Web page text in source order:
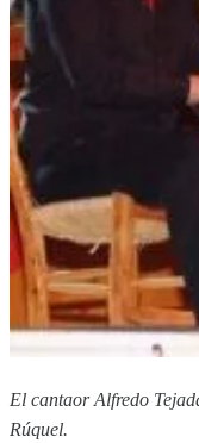
El cantaor Alfredo
Rúquel.